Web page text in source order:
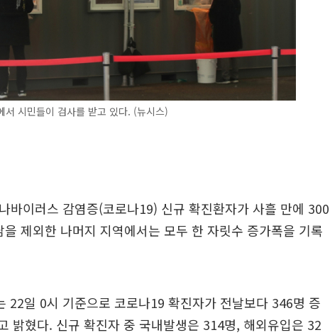
시민들이 검사를 받고 있다. (뉴시스)
바이러스 감염증(코로나19) 신규 확진환자가 사흘 만에 300
제외한 나머지 지역에서는 모두 한 자릿수 증가폭을 기록
22일 0시 기준으로 코로나19 확진자가 전날보다 346명 증
밝혔다. 신규 확진자 중 국내발생은 314명, 해외유입은 32